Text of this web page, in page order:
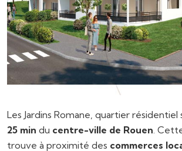
Les Jardins Romane, quartier résidentiel
25 min du centre-ville de Rouen.
trouve à proximité des commerces